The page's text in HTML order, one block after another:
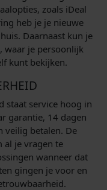
zoals iDeal
heb je je nieuwe
Daarnaast kun je
waar je persoonlijk
kunt bekijken.
staat service hoog in
garantie, 14 dagen
veilig betalen. De
al je vragen te
wanneer dat
gingen je voor en